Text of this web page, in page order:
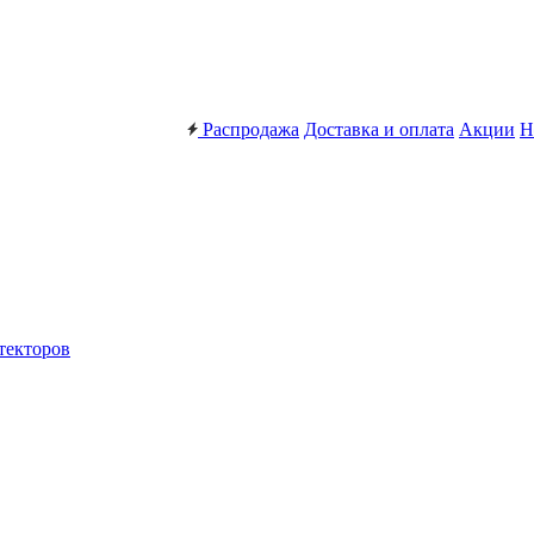
Распродажа Доставка и оплата Акции